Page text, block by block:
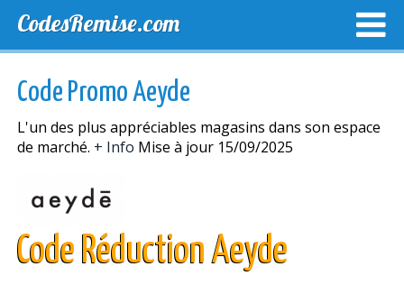
CodesRemise.com
NOUVELLES MAGASINS
Code Promo Aeyde
L'un des plus appréciables magasins dans son espace
de marché. + Info Mise à jour 15/09/2025
Code Réduction Aeyde